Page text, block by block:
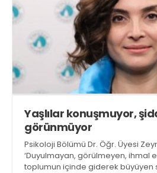
Yaşlılar konuşmuyor,
görünmüyor
Psikoloji Bölümü Dr. Öğr. Üyesi
‘Duyulmayan, görülmeyen, ihmal
toplumun içinde giderek büyüyen